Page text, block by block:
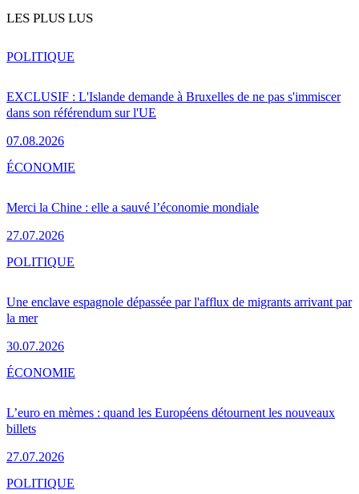
LES PLUS LUS
EXCLUSIF : L'Islande demande à Bruxelles de ne pas s'immiscer
dans son référendum sur l'UE
07.08.2026
POLITIQUE
Merci la Chine : elle a sauvé l’économie mondiale
27.07.2026
ÉCONOMIE
Une enclave espagnole dépassée par l'afflux de migrants arrivant par
la mer
30.07.2026
POLITIQUE
L’euro en mèmes : quand les Européens détournent les nouveaux
billets
27.07.2026
ÉCONOMIE
POLITIQUE